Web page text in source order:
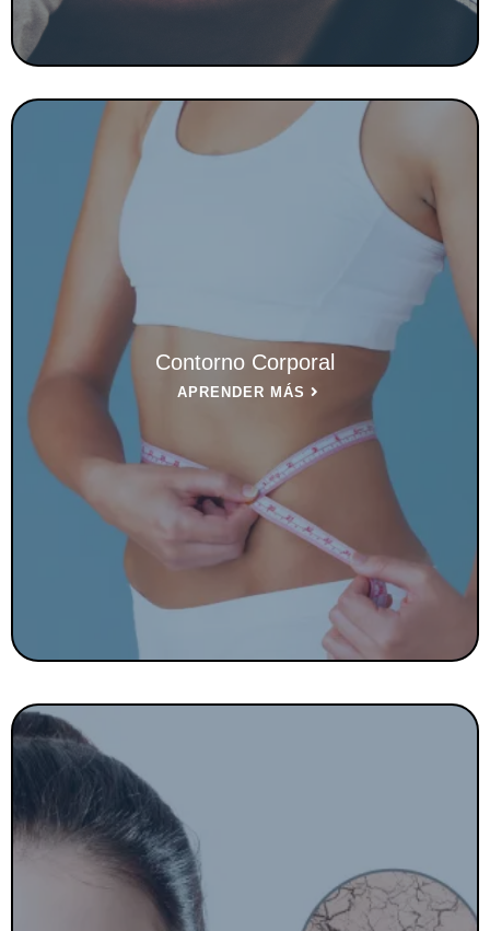
Contorno Corporal
APRENDER MÁS